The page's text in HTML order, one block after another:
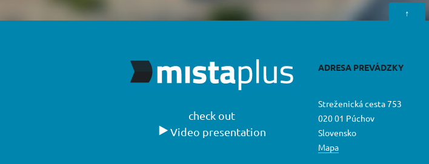
↑
check out
Video presentation
ADRESA PREVÁDZKY
Streženická cesta 753
020 01 Púchov
Slovensko
Mapa